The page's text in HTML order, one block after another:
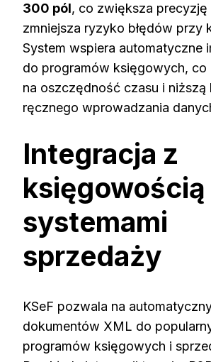
300 pól, co zwiększa precyzję
zmniejsza ryzyko błędów przy
System wspiera automatyczne
do programów księgowych, co
na oszczędność czasu i niższą
ręcznego wprowadzania
Integracja z
księgowością
systemami
sprzedaży
KSeF pozwala na
dokumentów XML do
programów księgowych i